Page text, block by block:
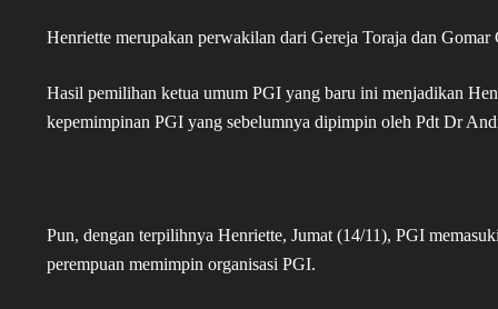
Henriette merupakan perwakilan dari Gereja Toraja dan
Hasil pemilihan ketua umum PGI yang baru ini menjadikan
kepemimpinan PGI yang sebelumnya dipimpin oleh Pdt Dr
Pun, dengan terpilihnya Henriette, Jumat (14/11), PGI
perempuan memimpin organisasi PGI.